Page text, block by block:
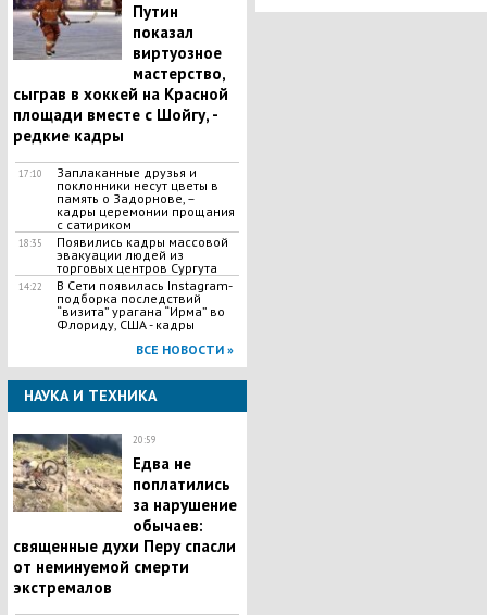
Путин
показал
виртуозное
мастерство,
сыграв в хоккей на Красной
площади вместе с Шойгу, -
редкие кадры
17:10
Заплаканные друзья и
поклонники несут цветы в
память о Задорнове, –
кадры церемонии прощания
с сатириком
18:35
Появились кадры массовой
эвакуации людей из
торговых центров Сургута
14:22
В Сети появилась Іnstagram-
подборка последствий
“визита” урагана “Ирма” во
Флориду, США - кадры
ВСЕ НОВОСТИ »
НАУКА И ТЕХНИКА
20:59
Едва не
поплатились
за нарушение
обычаев:
священные духи Перу спасли
от неминуемой смерти
экстремалов